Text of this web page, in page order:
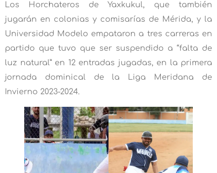
Los Horchateros de Yaxkukul, que también
jugarán en colonias y comisarías de Mérida, y la
Universidad Modelo empataron a tres carreras en
partido que tuvo que ser suspendido a “falta de
luz natural” en 12 entradas jugadas, en la primera
jornada dominical de la Liga Meridana de
Invierno 2023-2024.